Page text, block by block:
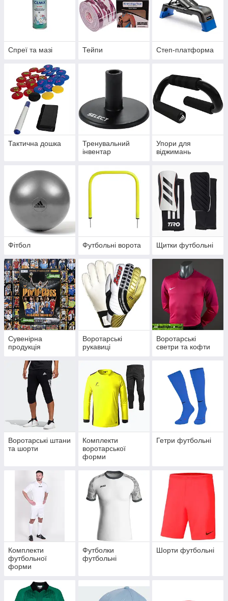
Спреї та мазі Тейпи Степ-платформа
Тактична дошка
Тренувальний
інвентар
Упори для
віджимань
Фітбол Футбольні ворота Щитки футбольні
Сувенірна
продукція
Воротарські
рукавиці
Воротарські
светри та кофти
Воротарські штани
та шорти
Комплекти
воротарської
форми
Гетри футбольні
Комплекти
футбольної
форми
Футболки
футбольні
Шорти футбольні